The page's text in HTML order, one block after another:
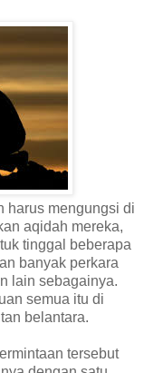
harus mengungsi di
aqidah mereka,
tinggal beberapa
banyak perkara
lain sebagainya.
semua itu di
belantara.
tersebut